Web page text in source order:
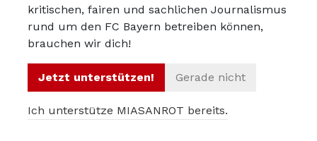
Kimmichs Rolle sorgt für Diskussionen
allerdings Kimmich. Denn er ist der einzige
auf Weltklasse-Niveau gespielt hat – und wird
kritischen, fairen und sachlichen Journalismus
rund um den FC Bayern betreiben können,
brauchen wir dich!
Jetzt unterstützen! Gerade nicht
Ich unterstütze MIASANROT bereits.